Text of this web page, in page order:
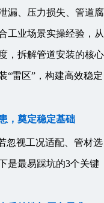
漏、压力损失、管道腐
工业场景实操经验，从
，拆解管道安装的核心
“雷区”，构建高效稳定
，奠定稳定基础
忽视工况适配、管材选
是最易踩坑的3个关键